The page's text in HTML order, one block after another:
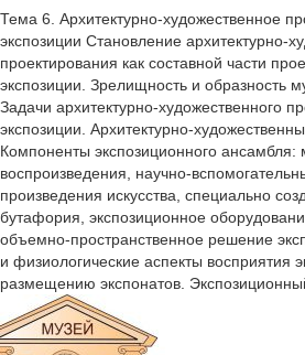
Тема 6. Архитектурно-художественное
экспозиции Становление архитектурно-
проектирования как составной части
экспозиции. Зрелищность и образность
Задачи архитектурно-художественного
экспозиции. Архитектурно-
Компоненты экспозиционного
воспроизведения, научно-
произведения искусства, специально
бутафория, экспозиционное
объемно-пространственное решение
и физиологические аспекты восприятия
размещению экспонатов.